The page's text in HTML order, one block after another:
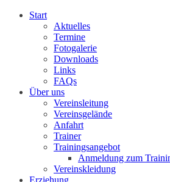
Start
Aktuelles
Termine
Fotogalerie
Downloads
Links
FAQs
Über uns
Vereinsleitung
Vereinsgelände
Anfahrt
Trainer
Trainingsangebot
Anmeldung zum
Vereinskleidung
Erziehung